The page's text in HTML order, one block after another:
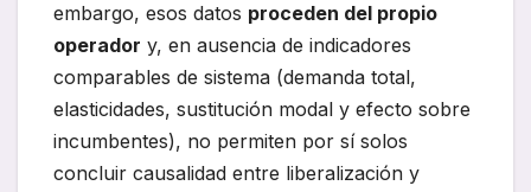
embargo, esos datos proceden del propio
operador y, en ausencia de indicadores
comparables de sistema (demanda total,
elasticidades, sustitución modal y efecto sobre
incumbentes), no permiten por sí solos
concluir causalidad entre liberalización y